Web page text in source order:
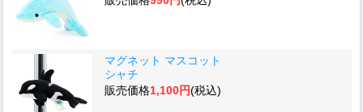
マグネット マスコット
シャチ
販売価格1,100円(税込)